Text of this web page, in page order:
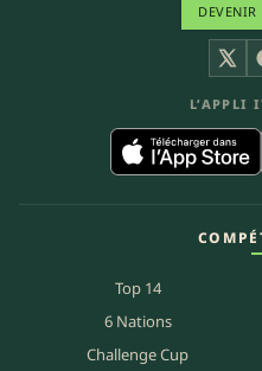
DEVENIR
X
L’APPLI
Top 14
6 Nations
Challenge Cup